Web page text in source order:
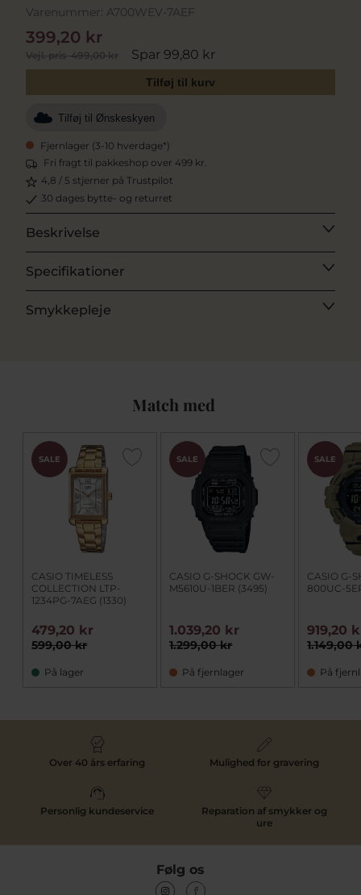
Varenummer: A700WEV-7AEF
Vejl. pris499,00 kr Spar 99,80 kr
399,20 kr
Tilføj til kurv
Tilføj til Ønskeskyen
Fjernlager (3-10 hverdage*)
Fri fragt til pakkeshop over 499 kr.
4,8 / 5 stjerner på Trustpilot
30 dages bytte- og returret
Beskrivelse
Specifikationer
Smykkepleje
Match med
SALE
CASIO TIMELESS
COLLECTION LTP-
1234PG-7AEG (1330)
599,00 kr
479,20 kr
På lager
SALE
CASIO G-SHOCK GW-
M5610U-1BER (3495)
1.299,00 kr
1.039,20 kr
På fjernlager
SALE
CASIO G-
800UC-
1.149,00
919,20
På
Over 40 års erfaring Mulighed for gravering
Personlig kundeservice
Reparation af smykker og
ure
Følg os